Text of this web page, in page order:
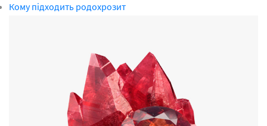
Кому підходить родохрозит